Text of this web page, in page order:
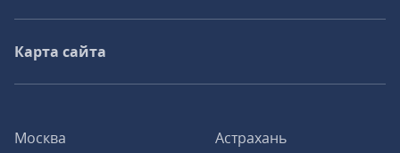
Москва
Астрахань
Карта сайта